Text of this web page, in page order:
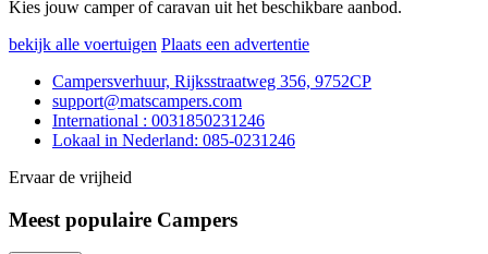
Kies jouw camper of caravan uit het beschikbare aanbod.
bekijk alle voertuigen Plaats een advertentie
Campersverhuur, Rijksstraatweg 356, 9752CP
support@matscampers.com
International : 0031850231246
Lokaal in Nederland: 085-0231246
Ervaar de vrijheid
Meest populaire Campers